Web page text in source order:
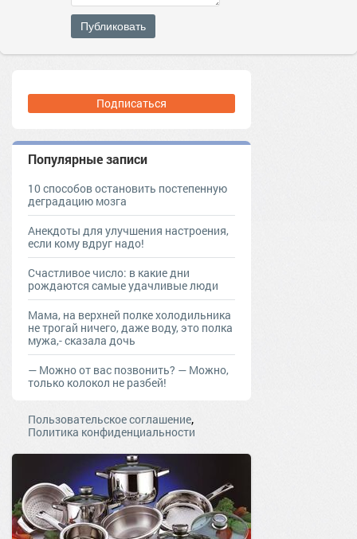
Публиковать
Подписаться
Популярные записи
10 способов остановить постепенную
деградацию мозга
Анекдоты для улучшения настроения,
если кому вдруг надо!
Счастливое число: в какие дни
рождаются самые удачливые люди
Мама, на верхней полке холодильника
не трогай ничего, даже воду, это полка
мужа,- сказала дочь
— Moжнo oт вac пoзвoнить? — Moжнo,
тoлькo кoлoкoл нe рaзбeй!
Пользовательское соглашение,
Политика конфиденциальности